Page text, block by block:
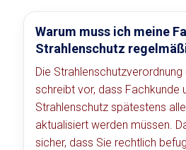
Warum muss ich meine
Strahlenschutz
Die
schreibt vor, dass Fachkunde
Strahlenschutz spätestens
aktualisiert werden müssen.
sicher, dass Sie rechtlich